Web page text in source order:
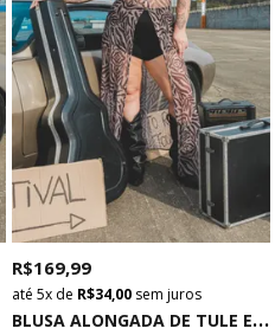
B
LUSA ALONGADA DE TULE ESTAMPADO
R$ 169,99
5xde R$ 34,00sem juros